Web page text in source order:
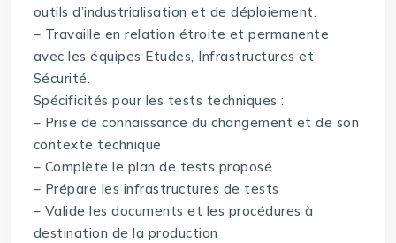
outils d’industrialisation et de déploiement.
– Travaille en relation étroite et permanente
avec les équipes Etudes, Infrastructures et
Sécurité.
Spécificités pour les tests techniques :
– Prise de connaissance du changement et de son
contexte technique
– Complète le plan de tests proposé
– Prépare les infrastructures de tests
– Valide les documents et les procédures à
destination de la production